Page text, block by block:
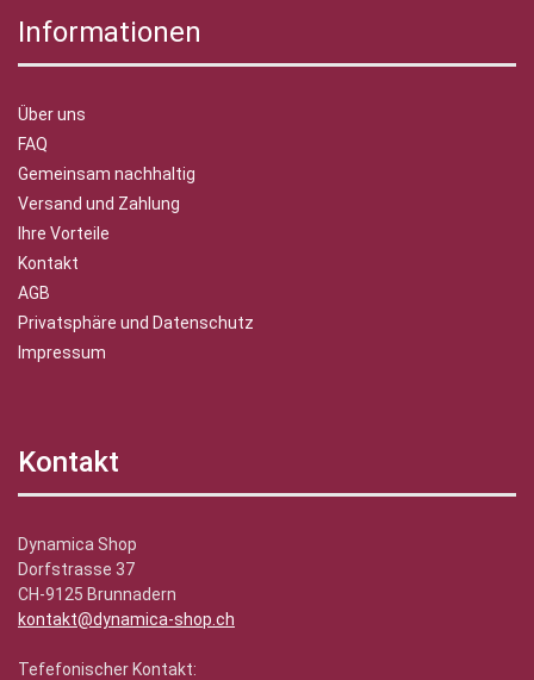
Informationen
Über uns
FAQ
Gemeinsam nachhaltig
Versand und Zahlung
Ihre Vorteile
Kontakt
AGB
Privatsphäre und Datenschutz
Impressum
Kontakt
Dynamica Shop
Dorfstrasse 37
CH-9125 Brunnadern
kontakt@dynamica-shop.ch
Tefefonischer Kontakt: